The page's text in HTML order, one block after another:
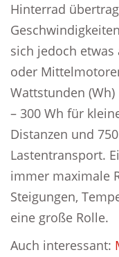
Hinterrad
sich jedoch
oder
Wattstunden
– 300 Wh für
Distanzen und
Lastentransport.
immer maximale
Steigungen,
eine große Rolle.
Auch interessant: